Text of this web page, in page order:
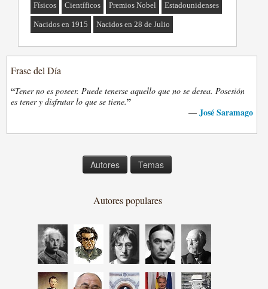
Físicos Científicos Premios Nobel Estadounidenses
Nacidos en 1915 Nacidos en 28 de Julio
Frase del Día
“Tener no es poseer. Puede tenerse aquello que no se desea. Posesión
es tener y disfrutar lo que se tiene.”
— José Saramago
Autores Temas
Autores populares